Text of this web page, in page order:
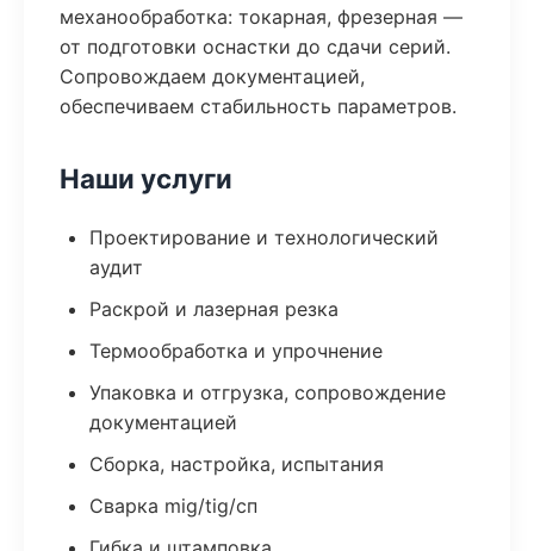
механообработка: токарная, фрезерная —
от подготовки оснастки до сдачи серий.
Сопровождаем документацией,
обеспечиваем стабильность параметров.
Наши услуги
Проектирование и технологический
аудит
Раскрой и лазерная резка
Термообработка и упрочнение
Упаковка и отгрузка, сопровождение
документацией
Сборка, настройка, испытания
Сварка mig/tig/сп